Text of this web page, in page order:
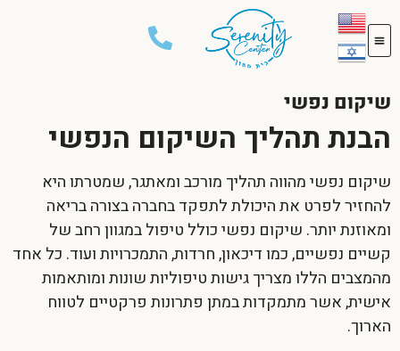
שיקום נפשי
הבנת תהליך השיקום הנפשי
שיקום נפשי מהווה תהליך מורכב ומאתגר, שמטרתו היא
להחזיר לפרט את היכולת לתפקד בחברה בצורה בריאה
ומאוזנת יותר. שיקום נפשיכולל טיפול במגוון רחב של
קשיים נפשיים, כמו דיכאון, חרדות, התמכרויות ועוד. כל אחד
מהמצבים הללו מצריך גישות טיפוליות שונות ומותאמות
אישית, אשר מתמקדות במתן פתרונות פרקטיים לטווח
הארוך.